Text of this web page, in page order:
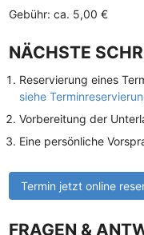
Gebühr: ca. 5,00 €
NÄCHSTE
Reservierung eines
siehe
Vorbereitung der
Eine persönliche
Termin jetzt online
FRAGEN &